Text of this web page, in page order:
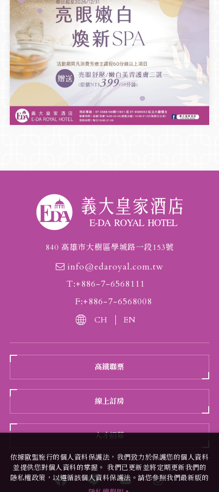
840 高雄市大樹區學城路一段153號
info@edaroyal.com.tw
T:+886-7-6568111
F:+886-7-6568008
CH EN
高鐵聯票
線上訂房
人才招募
依據歐盟施行的個人資料保護法，我們致力於保護您的個人資料
並提供您對個人資料的掌握。 我們已更新並將定期更新我們的
隱私權政策，以遵循該個人資料保護法。請您參照我們最新版的